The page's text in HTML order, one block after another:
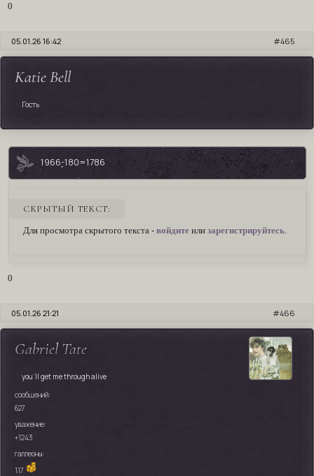
0
465
05.01.26 16:42
Katie Bell
Гость
1966-180=1786
СКРЫТЫЙ ТЕКСТ:
Для просмотра скрытого текста - войдите или зарегистрируйтесь.
0
466
05.01.26 21:21
Gabriel Tate
you'll get me through alive
сообщений:
627
уважение:
+1243
галлеоны:
117